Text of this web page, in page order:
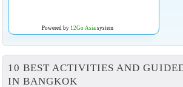
Powered by 12Go Asiasystem
10 BEST ACTIVITIES AND
IN BANGKOK